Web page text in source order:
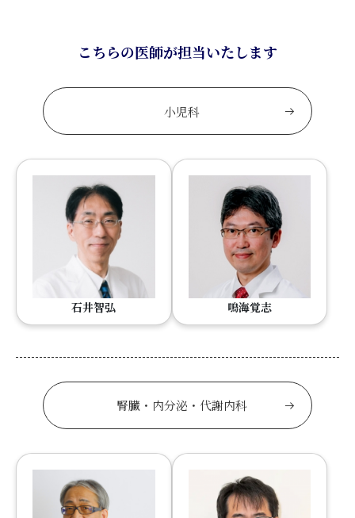
こちらの医師が担当いたします
小児科
石井智弘 鳴海覚志
腎臓・内分泌・代謝内科